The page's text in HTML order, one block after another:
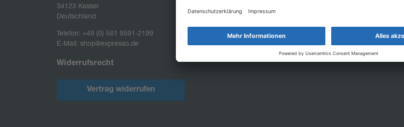
34123 Kassel
Deutschland
Telefon: +49 (0) 561 9591-2199
E-Mail: shop@expresso.de
Widerrufsrecht
Vertrag widerrufen